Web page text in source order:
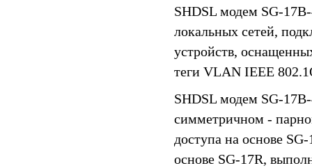
SHDSL модем SG-
локальных сетей,
устройств,
теги VLAN IEEE
SHDSL модем SG-
симметричном -
доступа на основе
основе SG-17R,